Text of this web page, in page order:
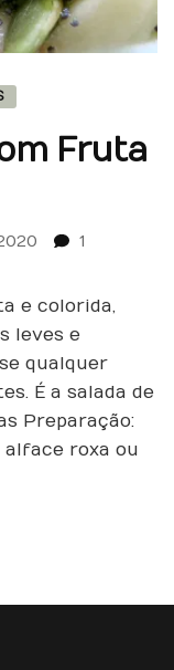
Fruta
1
e colorida,
leves e
qualquer
É a salada de
Preparação:
alface roxa ou